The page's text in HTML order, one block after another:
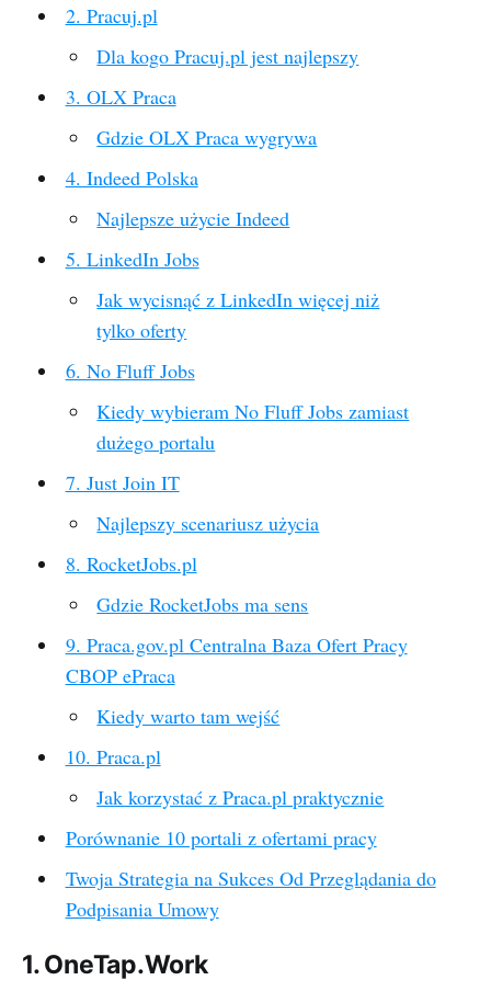
2. Pracuj.pl
Dla kogo Pracuj.pl jest najlepszy
3. OLX Praca
Gdzie OLX Praca wygrywa
4. Indeed Polska
Najlepsze użycie Indeed
5. LinkedIn Jobs
Jak wycisnąć z LinkedIn więcej niż
tylko oferty
6. No Fluff Jobs
Kiedy wybieram No Fluff Jobs zamiast
dużego portalu
7. Just Join IT
Najlepszy scenariusz użycia
8. RocketJobs.pl
Gdzie RocketJobs ma sens
9. Praca.gov.pl Centralna Baza Ofert Pracy
CBOP ePraca
Kiedy warto tam wejść
10. Praca.pl
Jak korzystać z Praca.pl praktycznie
Porównanie 10 portali z ofertami pracy
Twoja Strategia na Sukces Od Przeglądania do
Podpisania Umowy
1. OneTap.Work